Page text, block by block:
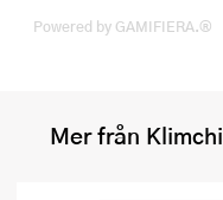
Powered by GAMIFIERA.®
Mer från Klimchi